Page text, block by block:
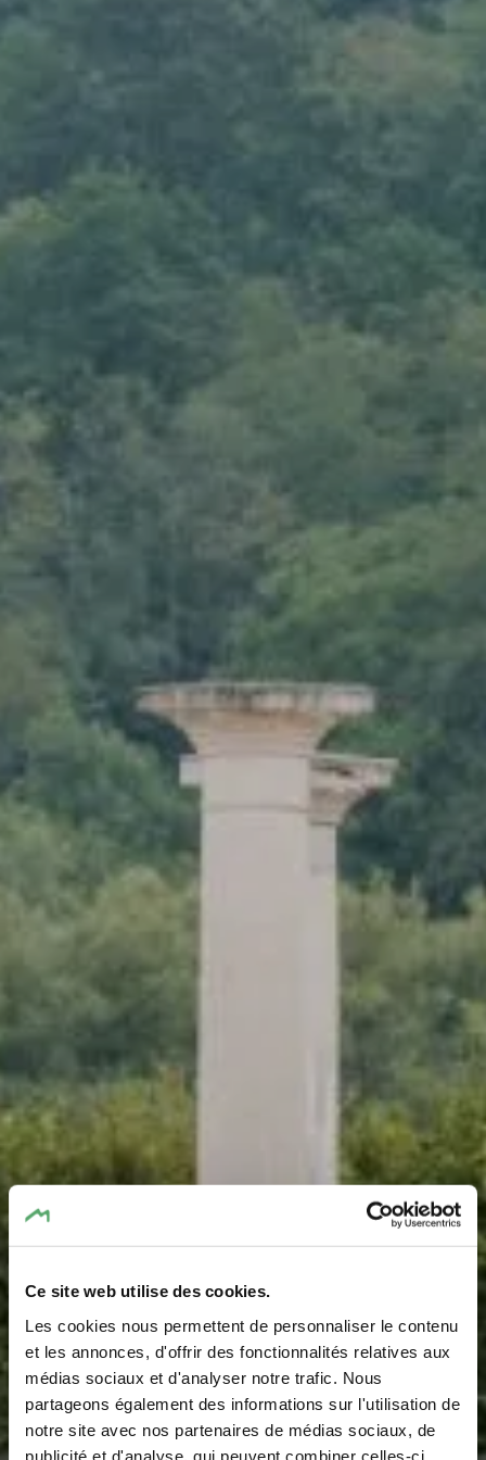
Ce site web utilise des cookies.
Les cookies nous permettent de personnaliser le contenu
et les annonces, d'offrir des fonctionnalités relatives aux
médias sociaux et d'analyser notre trafic. Nous
partageons également des informations sur l'utilisation de
notre site avec nos partenaires de médias sociaux, de
publicité et d'analyse, qui peuvent combiner celles-ci